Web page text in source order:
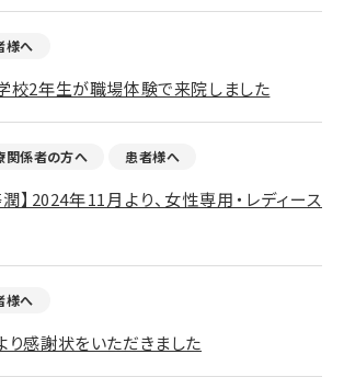
様へ
校2年生が職場体験で来院しました
関係者の方へ 患者様へ
】2024年11月より、女性専用・レディース
様へ
感謝状をいただきました